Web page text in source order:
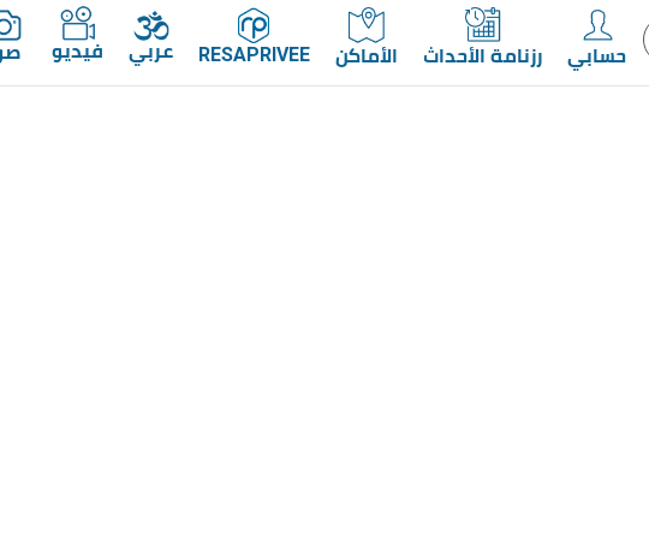
فيديو عربي RESAPRIVEE الأماكن رزنامة الأحداث حسابي